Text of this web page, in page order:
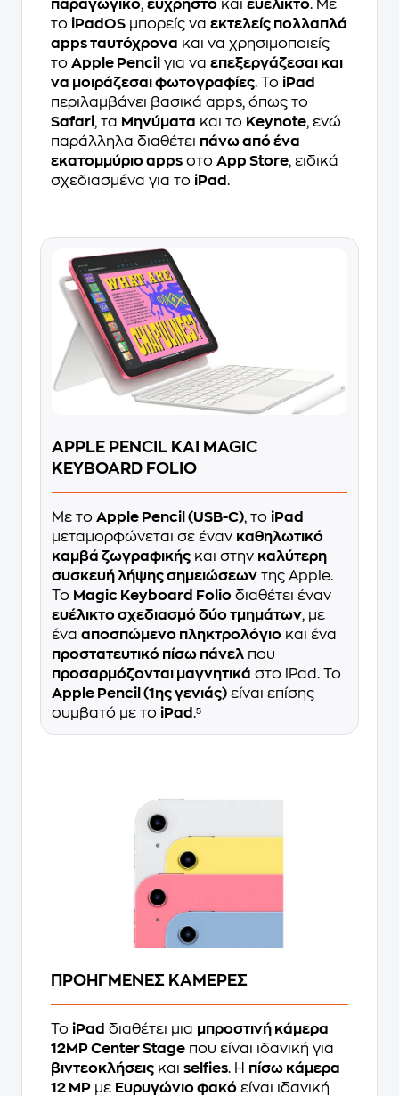
παραγωγικό, εύχρηστο και ευέλικτο. Με
το iPadOS μπορείς να εκτελείς πολλαπλά
apps ταυτόχρονα και να χρησιμοποιείς
το Apple Pencil για να επεξεργάζεσαι και
να μοιράζεσαι φωτογραφίες. Το iPad
περιλαμβάνει βασικά apps, όπως το
Safari, τα Μηνύματα και το Keynote, ενώ
παράλληλα διαθέτει πάνω από ένα
εκατομμύριο apps στο App Store, ειδικά
σχεδιασμένα για το iPad.
APPLE PENCIL ΚΑΙ MAGIC
KEYBOARD FOLIO
Με το Apple Pencil (USB-C), το iPad
μεταμορφώνεται σε έναν καθηλωτικό
καμβά ζωγραφικής και στην καλύτερη
συσκευή λήψης σημειώσεων της Apple.
Το Magic Keyboard Folio διαθέτει έναν
ευέλικτο σχεδιασμό δύο τμημάτων, με
ένα αποσπώμενο πληκτρολόγιο και ένα
προστατευτικό πίσω πάνελ που
προσαρμόζονται μαγνητικά στο iPad. Το
Apple Pencil (1ης γενιάς) είναι επίσης
συμβατό με το iPad.⁵
ΠΡΟΗΓΜΕΝΕΣ ΚΑΜΕΡΕΣ
Το iPad διαθέτει μια μπροστινή κάμερα
12MP Center Stage που είναι ιδανική για
βιντεοκλήσεις και selfies. Η πίσω κάμερα
12 MP με Ευρυγώνιο φακό είναι ιδανική